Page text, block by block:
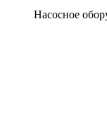
Насосное